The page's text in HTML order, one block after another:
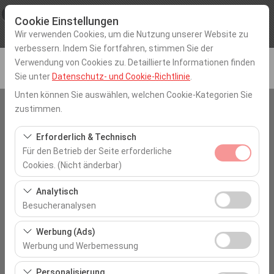
× Procar
www.procarotokiralama.com
Frei - In Google Play
Cookie Einstellungen
Wir verwenden Cookies, um die Nutzung unserer Website zu
verbessern. Indem Sie fortfahren, stimmen Sie der
Verwendung von Cookies zu. Detaillierte Informationen finden
Sie unter Datenschutz- und Cookie-Richtlinie
Unten können Sie auswählen, welchen Cookie-Kategorien Sie
zustimmen.
Erforderlich & Technisch
Für den Betrieb der Seite erforderliche
Cookies. (Nicht änderbar)
Diese Cookies sind für das ordnungsgemäße
Funktionieren der Website, die Sicherheit, die
Sitzungsverwaltung und grundlegende Funktionen
erforderlich. Sie können nicht deaktiviert werden.
Analytisch
Besucheranalysen
Diese Cookies ermöglichen es uns, zu analysieren, wie
unsere Website genutzt wird (Besucherzahl,
meistbesuchte Seiten, Nutzerverhalten). Diese Daten
werden verwendet, um die Leistung der Website zu
Werbung (Ads)
Werbung und Werbemessung
Diese Cookies ermöglichen es uns, Ihnen auf Ihre
Abholstation
Tekirdağ Corlu
Eine andere Rückgabestation auswählen
09:00
Rückgabedatum & Zeit